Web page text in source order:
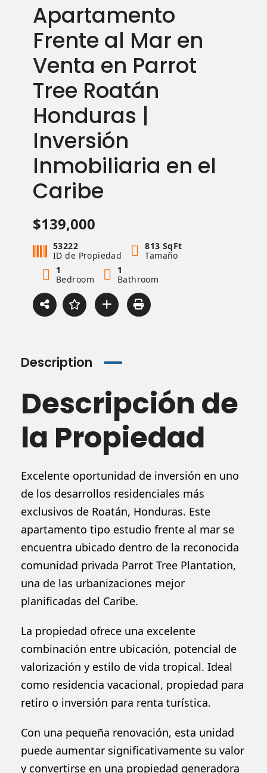
Apartamento
Frente al Mar en
Venta en Parrot
Tree Roatán
Honduras |
Inversión
Inmobiliaria en el
Caribe
$139,000
53222
ID de Propiedad
813 SqFt
Tamaño
1
Bedroom
1
Bathroom
Description
Descripción de
la Propiedad
Excelente oportunidad de inversión en uno
de los desarrollos residenciales más
exclusivos de Roatán, Honduras. Este
apartamento tipo estudio frente al mar se
encuentra ubicado dentro de la reconocida
comunidad privada Parrot Tree Plantation,
una de las urbanizaciones mejor
planificadas del Caribe.
La propiedad ofrece una excelente
combinación entre ubicación, potencial de
valorización y estilo de vida tropical. Ideal
como residencia vacacional, propiedad para
retiro o inversión para renta turística.
Con una pequeña renovación, esta unidad
puede aumentar significativamente su valor
y convertirse en una propiedad generadora